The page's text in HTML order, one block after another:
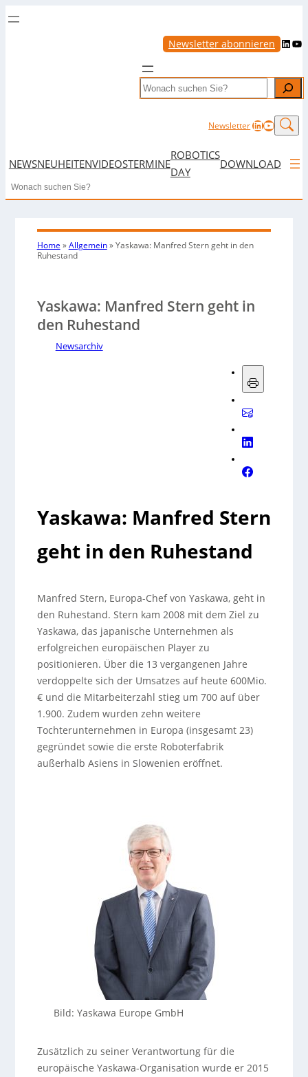
Newsletter abonnieren LinkedIn YouTube
Search
NewsletterLinkedIn
NEWSNEUHEITENVIDEOSTERMINE
ROBOTICS
DAY
DOWNLOAD
Search
Home »Allgemein»Yaskawa: Manfred Stern geht in den
Ruhestand
Yaskawa: Manfred Stern geht in
den Ruhestand
Newsarchiv
Yaskawa: Manfred Stern
geht in den Ruhestand
Manfred Stern, Europa-Chef von Yaskawa, geht in
den Ruhestand. Stern kam 2008 mit dem Ziel zu
Yaskawa, das japanische Unternehmen als
erfolgreichen europäischen Player zu
positionieren. Über die 13 vergangenen Jahre
verdoppelte sich der Umsatzes auf heute 600Mio.
€ und die Mitarbeiterzahl stieg um 700 auf über
1.900. Zudem wurden zehn weitere
Tochterunternehmen in Europa (insgesamt 23)
gegründet sowie die erste Roboterfabrik
außerhalb Asiens in Slowenien eröffnet.
Bild: Yaskawa Europe GmbH
Zusätzlich zu seiner Verantwortung für die
europäische Yaskawa-Organisation wurde er 2015